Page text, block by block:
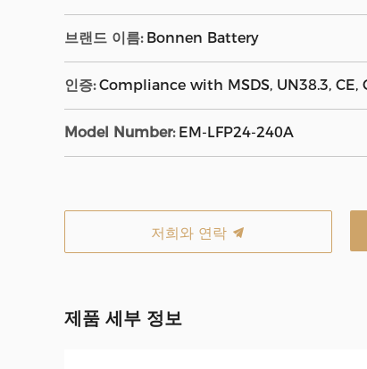
브랜드 이름: Bonnen Battery
인증: Compliance with MSDS, UN38.3, CE,
Model Number: EM-LFP24-240A
저희와 연락
제품 세부 정보